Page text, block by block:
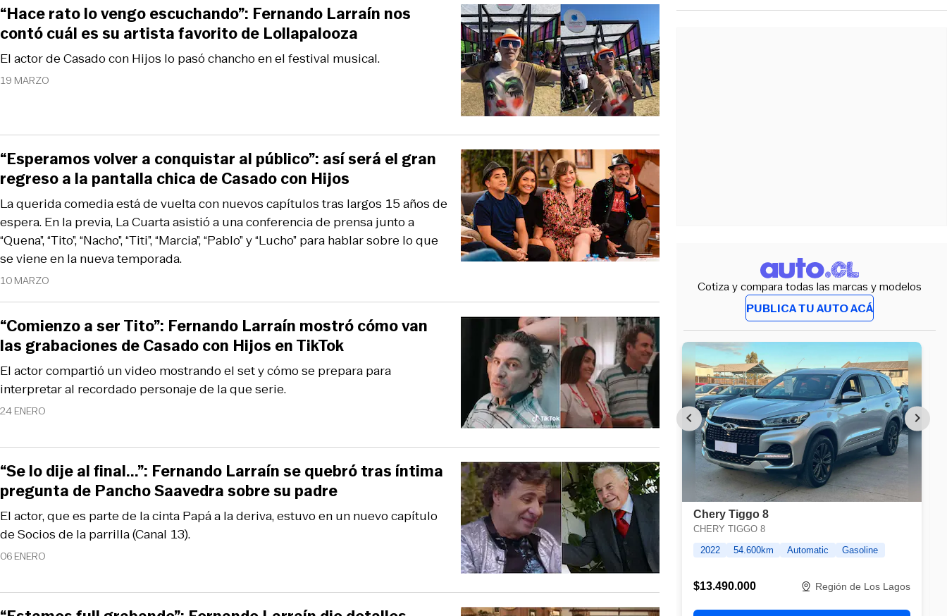
19 MARZO
El actor de Casado con Hijos lo pasó chancho en el festival musical.
“Hace rato lo vengo escuchando”: Fernando Larraín nos
contó cuál es su artista favorito de Lollapalooza
10 MARZO
La querida comedia está de vuelta con nuevos capítulos tras largos 15 años de
espera. En la previa, La Cuarta asistió a una conferencia de prensa junto a
“Quena”, “Tito”, “Nacho”, “Titi”, “Marcia”, “Pablo” y “Lucho” para hablar sobre lo que
se viene en la nueva temporada.
“Esperamos volver a conquistar al público”: así será el gran
regreso a la pantalla chica de Casado con Hijos
24 ENERO
El actor compartió un video mostrando el set y cómo se prepara para
interpretar al recordado personaje de la que serie.
“Comienzo a ser Tito”: Fernando Larraín mostró cómo van
las grabaciones de Casado con Hijos en TikTok
06 ENERO
El actor, que es parte de la cinta Papá a la deriva, estuvo en un nuevo capítulo
de Socios de la parrilla (Canal 13).
“Se lo dije al final...”: Fernando Larraín se quebró tras íntima
pregunta de Pancho Saavedra sobre su padre
Cotiza y compara todas las marcas y modelos
PUBLICA TU AUTO ACÁ